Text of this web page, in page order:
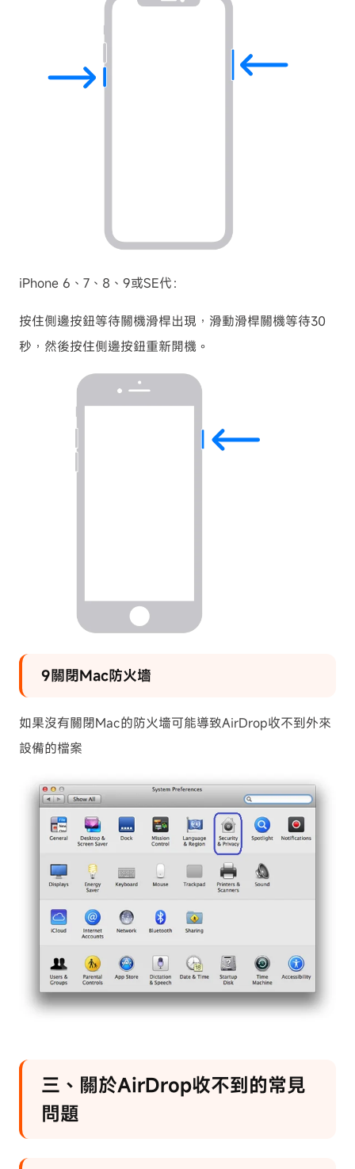
iPhone 6、7、8、9或SE代：
按住側邊按鈕等待關機滑桿出現，滑動滑桿關機等待30
秒，然後按住側邊按鈕重新開機。
9關閉Mac防火墻
如果沒有關閉Mac的防火墻可能導致AirDrop收不到外來
設備的檔案
三、關於AirDrop收不到的常見
問題